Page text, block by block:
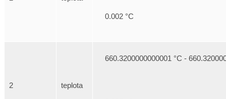
0.002 °C
2 teplota
660.3200000000001 °C -